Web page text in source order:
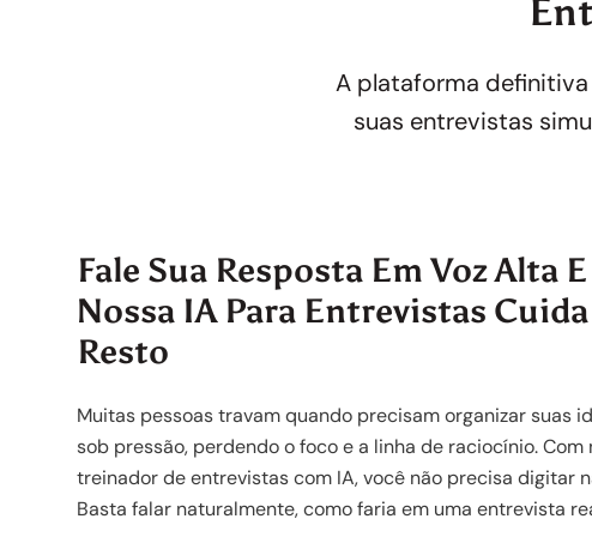
A plataforma
suas entrevistas
Fale Sua Resposta Em Voz Alta E
Nossa IA Para Entrevistas
Resto
Muitas pessoas travam quando precisam organizar suas
sob pressão, perdendo o foco e a linha de raciocínio. Com
treinador de entrevistas com IA, você não precisa digitar
Basta falar naturalmente, como faria em uma entrevista